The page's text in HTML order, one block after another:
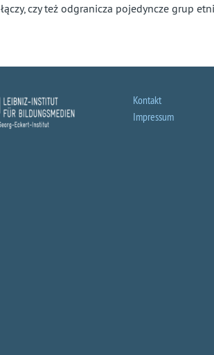
łączy, czy też odgranicza pojedyncze grup
Kontakt
Impressum